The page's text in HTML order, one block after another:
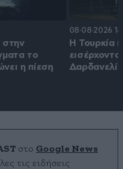
στην
το
η πίεση
08·08·2026
Η Τουρκία
στο Google News
τις ειδήσεις